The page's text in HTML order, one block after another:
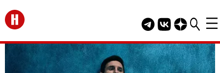
Перейти на главную
Telegram канал
Группа HELLO
Канал